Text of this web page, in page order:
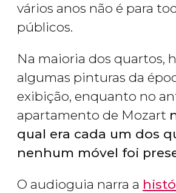
vários anos não é para
públicos.
Na maioria dos quartos,
algumas pinturas da
exibição, enquanto no
apartamento de Mozart
qual era cada um dos
nenhum móvel foi
O audioguia narra a